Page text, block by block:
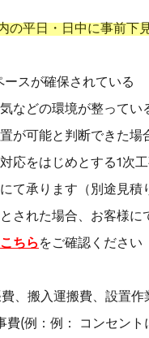
の平日・日中に事前下
ースが確保されている
などの環境が整ってい
が可能と判断できた場
応をはじめとする1次
て承ります（別途見積
された場合、お客様に
こちら をご確認ください
、搬入運搬費、設置作
費(例：例： コンセン